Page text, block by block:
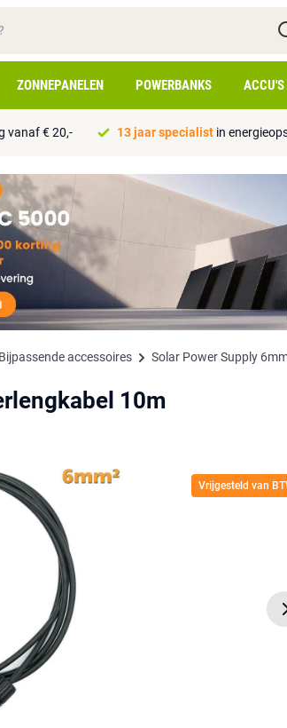
ZONNEPANELEN POWERBANKS ACCU'S
vanaf € 20,- 13 jaar specialist in
Bijpassende accessoires Solar Power Supply
10m
Vrijgesteld van